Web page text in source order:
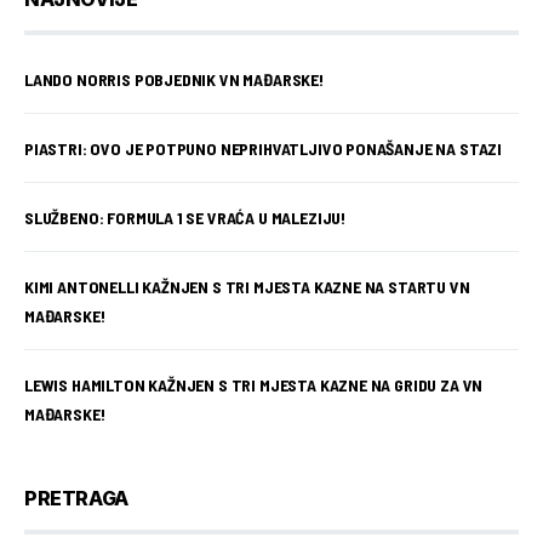
LANDO NORRIS POBJEDNIK VN MAĐARSKE!
PIASTRI: OVO JE POTPUNO NEPRIHVATLJIVO PONAŠANJE NA STAZI
SLUŽBENO: FORMULA 1 SE VRAĆA U MALEZIJU!
KIMI ANTONELLI KAŽNJEN S TRI MJESTA KAZNE NA STARTU VN
MAĐARSKE!
LEWIS HAMILTON KAŽNJEN S TRI MJESTA KAZNE NA GRIDU ZA VN
MAĐARSKE!
PRETRAGA